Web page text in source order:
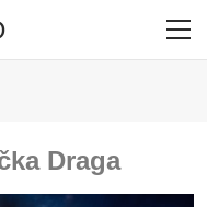
Draga